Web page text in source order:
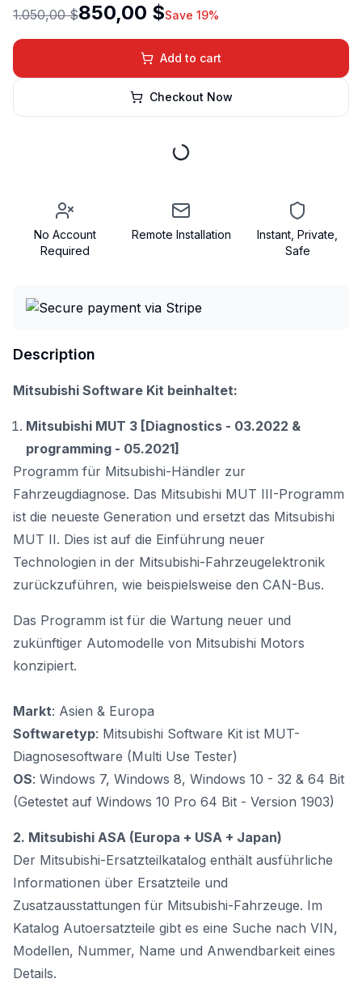
1.050,00 $850,00 $Save 19%
Add to cart
Checkout Now
No Account
Required
Remote Installation
Instant, Private,
Safe
Description
Mitsubishi Software Kit beinhaltet:
Mitsubishi MUT 3 [Diagnostics - 03.2022 &
programming - 05.2021]
Programm für Mitsubishi-Händler zur
Fahrzeugdiagnose. Das Mitsubishi MUT III-Programm
ist die neueste Generation und ersetzt das Mitsubishi
MUT II. Dies ist auf die Einführung neuer
Technologien in der Mitsubishi-Fahrzeugelektronik
zurückzuführen, wie beispielsweise den CAN-Bus.
Das Programm ist für die Wartung neuer und
zukünftiger Automodelle von Mitsubishi Motors
konzipiert.
Markt: Asien & Europa
Softwaretyp: Mitsubishi Software Kit ist MUT-
Diagnosesoftware (Multi Use Tester)
OS: Windows 7, Windows 8, Windows 10 - 32 & 64 Bit
(Getestet auf Windows 10 Pro 64 Bit - Version 1903)
2. Mitsubishi ASA (Europa + USA + Japan)
Der Mitsubishi-Ersatzteilkatalog enthält ausführliche
Informationen über Ersatzteile und
Zusatzausstattungen für Mitsubishi-Fahrzeuge. Im
Katalog Autoersatzteile gibt es eine Suche nach VIN,
Modellen, Nummer, Name und Anwendbarkeit eines
Details.